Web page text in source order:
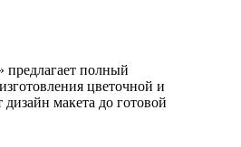
предлагает полный
цветочной и
макета до готовой